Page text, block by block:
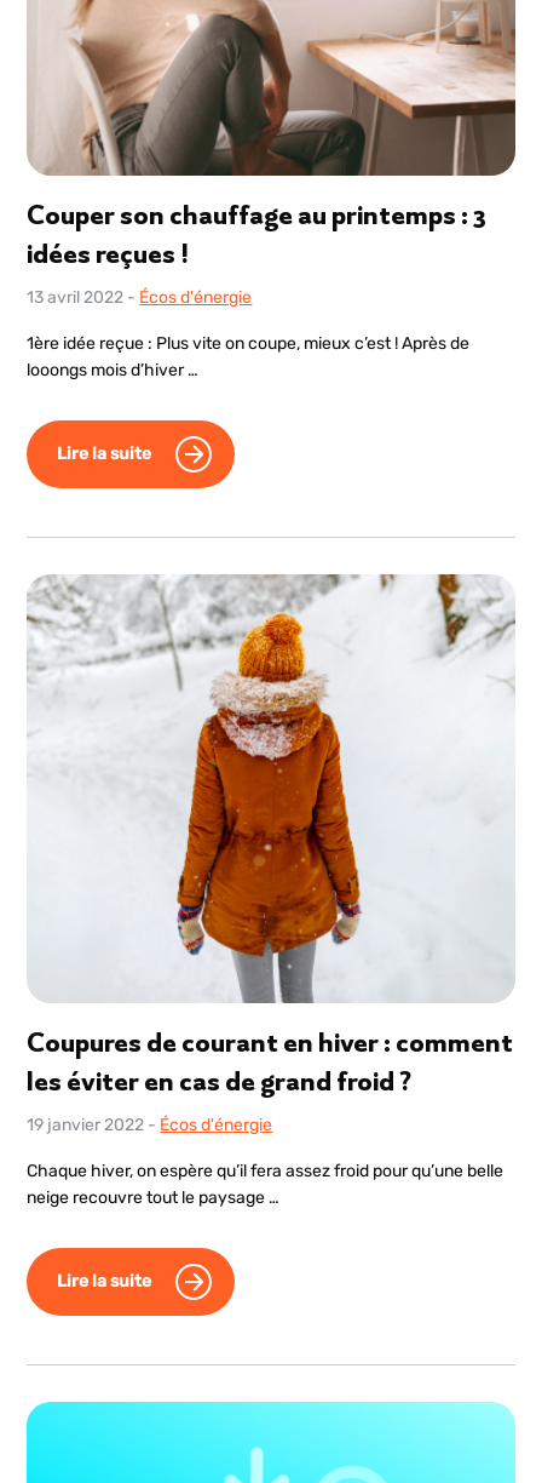
Couper son chauffage au printemps : 3
idées reçues !
13 avril 2022 - Écos d'énergie
1ère idée reçue : Plus vite on coupe, mieux c’est ! Après de
looongs mois d’hiver …
Lire la suite
Coupures de courant en hiver : comment
les éviter en cas de grand froid ?
19 janvier 2022 - Écos d'énergie
Chaque hiver, on espère qu’il fera assez froid pour qu’une belle
neige recouvre tout le paysage …
Lire la suite